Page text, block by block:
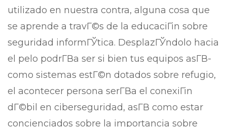
utilizado en nuestra contra, alguna cosa que
se aprende a travГ©s de la educaciГіn sobre
seguridad informГЎtica. DesplazГЎndolo hacia
el pelo podrГ­В­a ser si bien tus equipos asГ­В­
como sistemas estГ©n dotados sobre refugio,
el acontecer persona serГ­В­a el conexiГіn
dГ©bil en ciberseguridad, asГ­В­ como estar
concienciados sobre la importancia sobre